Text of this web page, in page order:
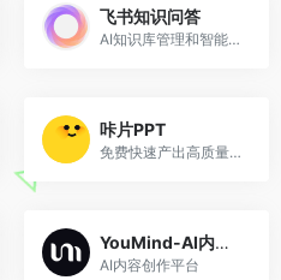
飞书知识问答
AI知识库管理和智能搜索工具
咔片PPT
免费快速产出高质量PPT
YouMind-AI内容创作
AI内容创作平台